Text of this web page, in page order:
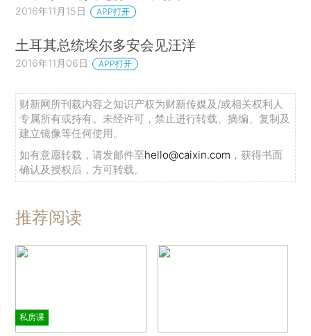
2016年11月15日 APP打开
土耳其总统埃尔多安会见汪洋
2016年11月06日 APP打开
财新网所刊载内容之知识产权为财新传媒及/或相关权利人
专属所有或持有。未经许可，禁止进行转载、摘编、复制及
建立镜像等任何使用。
如有意愿转载，请发邮件至hello@caixin.com ，获得书面
确认及授权后，方可转载。
推荐阅读
私房课